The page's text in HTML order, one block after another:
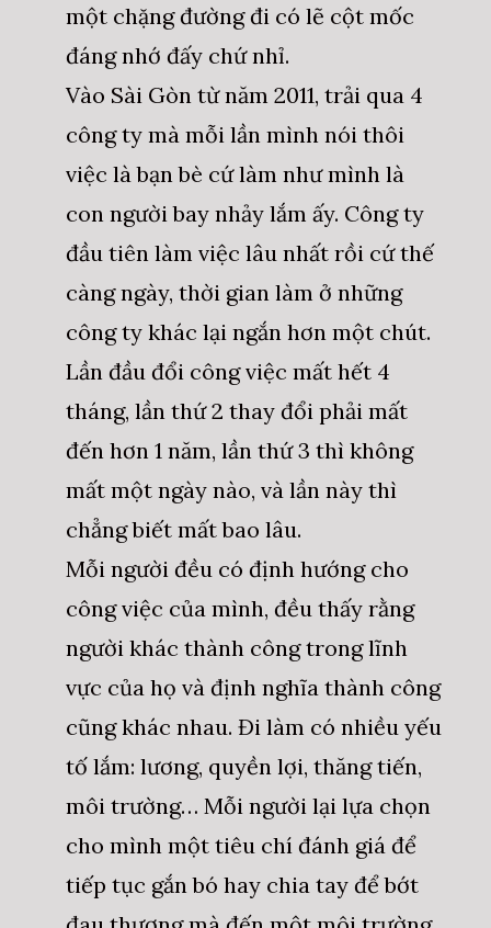
một chặng đường đi có lẽ cột mốc
đáng nhớ đấy chứ nhỉ.
Vào Sài Gòn từ năm 2011, trải qua 4
công ty mà mỗi lần mình nói thôi
việc là bạn bè cứ làm như mình là
con người bay nhảy lắm ấy. Công ty
đầu tiên làm việc lâu nhất rồi cứ thế
càng ngày, thời gian làm ở những
công ty khác lại ngắn hơn một chút.
Lần đầu đổi công việc mất hết 4
tháng, lần thứ 2 thay đổi phải mất
đến hơn 1 năm, lần thứ 3 thì không
mất một ngày nào, và lần này thì
chẳng biết mất bao lâu.
Mỗi người đều có định hướng cho
công việc của mình, đều thấy rằng
người khác thành công trong lĩnh
vực của họ và định nghĩa thành công
cũng khác nhau. Đi làm có nhiều yếu
tố lắm: lương, quyền lợi, thăng tiến,
môi trường… Mỗi người lại lựa chọn
cho mình một tiêu chí đánh giá để
tiếp tục gắn bó hay chia tay để bớt